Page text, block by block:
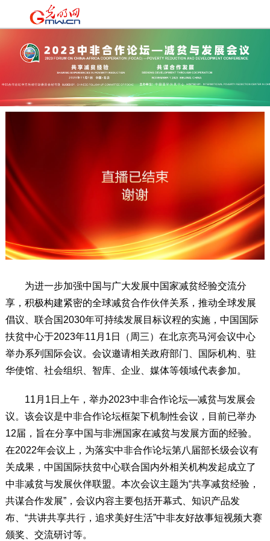
时政 国际 | 时评 | 理论 | 文化 | 科技
经济 | 生活 | 法治 | 更多+
为进一步加强中国与广大发展中国家减贫经验交流分
享，积极构建紧密的全球减贫合作伙伴关系，推动全球发展
倡议、联合国2030年可持续发展目标议程的实施，中国国际
扶贫中心于2023年11月1日（周三）在北京亮马河会议中心
举办系列国际会议。会议邀请相关政府部门、国际机构、驻
华使馆、社会组织、智库、企业、媒体等领域代表参加。
11月1日上午，举办2023中非合作论坛—减贫与发展会
议。该会议是中非合作论坛框架下机制性会议，目前已举办
12届，旨在分享中国与非洲国家在减贫与发展方面的经验。
在2022年会议上，为落实中非合作论坛第八届部长级会议有
关成果，中国国际扶贫中心联合国内外相关机构发起成立了
中非减贫与发展伙伴联盟。本次会议主题为“共享减贫经验，
共谋合作发展”，会议内容主要包括开幕式、知识产品发
布、“共讲共享共行，追求美好生活”中非友好故事短视频大赛
颁奖、交流研讨等。